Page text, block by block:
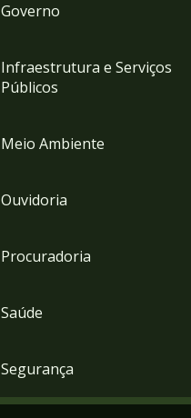
Governo
Infraestrutura e Serviços
Públicos
Meio Ambiente
Ouvidoria
Procuradoria
Saúde
Segurança